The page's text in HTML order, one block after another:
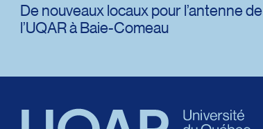
De nouveaux locaux pour l’antenne de
l’UQAR à Baie-Comeau